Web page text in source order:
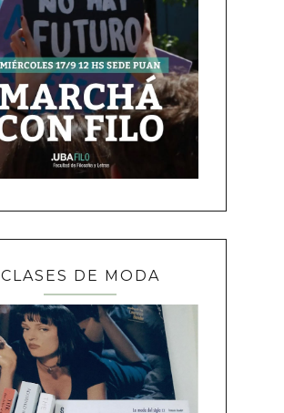
CLASES DE MODA